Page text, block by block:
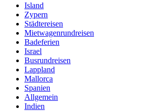
Island
Zypern
Städtereisen
Mietwagenrundreisen
Badeferien
Israel
Busrundreisen
Lappland
Mallorca
Spanien
Allgemein
Indien